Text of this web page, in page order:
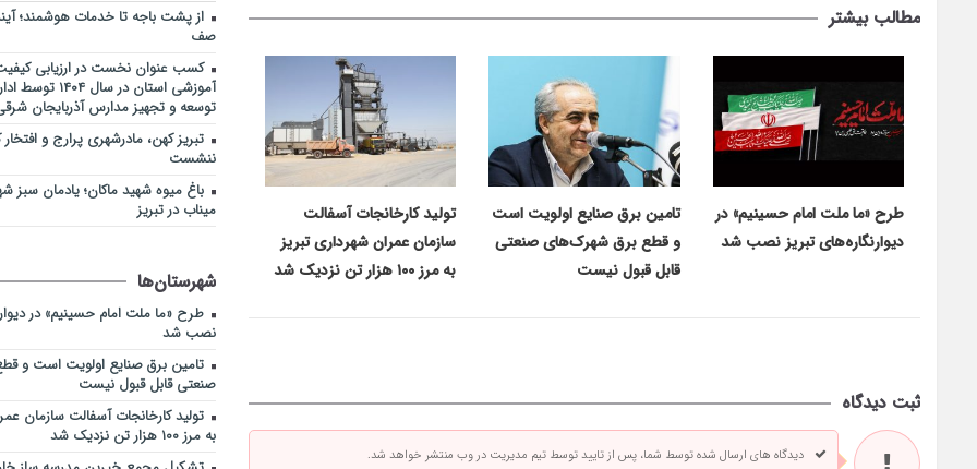
مطالب بیشتر
طرح «ما ملت امام حسینیم» در
دیوارنگاره‌های تبریز نصب شد
تامین برق صنایع اولویت است
و قطع برق شهرک‌های صنعتی
قابل قبول نیست
تولید کارخانجات آسفالت
سازمان عمران شهرداری تبریز
به مرز ۱۰۰ هزار تن نزدیک شد
ثبت دیدگاه
دیدگاه های ارسال شده توسط شما، پس از تایید توسط تیم مدیریت در وب منتشر خواهد شد.
9:20
از پشت باجه تا خدمات
بدون صف
از پشت باجه تا خدمات هوشمند؛
صف
کسب عنوان نخست در ارزیابی
آموزشی استان در
توسعه و تجهیز مدارس آذربایجان
تبریز کهن، مادرشهری پرارج و افتخار
ننشست
باغ میوه شهید ماکان؛ یادمان سبز
میناب در تبریز
شهرستان‌ها
طرح «ما ملت امام حسینیم» در
نصب شد
تامین برق صنایع اولویت است و
صنعتی قابل قبول نیست
تولید کارخانجات آسفالت سازمان
به مرز ۱۰۰ هزار تن نزدیک شد